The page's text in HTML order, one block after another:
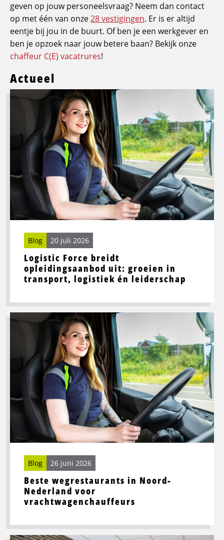
geven op jouw personeelsvraag? Neem dan contact
op met één van onze28 vestigingen. Er is er altijd
eentje bij jou in de buurt. Of ben je een werkgever en
ben je opzoek naar jouw betere baan? Bekijk onze
chaffeur C(E) vacatrures!
Actueel
Logistic Force breidt
opleidingsaanbod uit: groeien in
transport, logistiek én leiderschap
Blog 20 juli 2026
Lees
Logistic
Force
breidt
opleidingsaanbod
uit:
groeien
in
transport,
leiderschap
Beste wegrestaurants in Noord-
Nederland voor
vrachtwagenchauffeurs
Blog 26 juni 2026
Lees
Beste
wegrestaurants
Noord-
Nederland
voor
vrachtwagenchauffeurs